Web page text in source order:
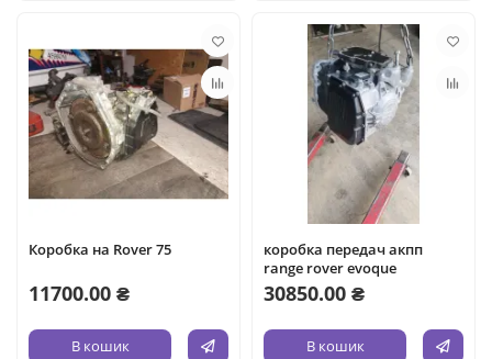
Коробка на Rover 75
11700.00 ₴
В кошик
коробка передач акпп
range rover evoque
30850.00 ₴
В кошик